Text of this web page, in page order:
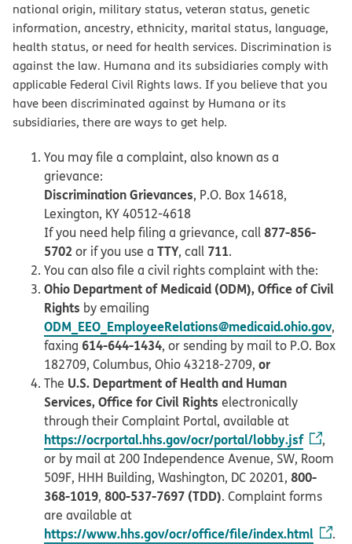
national origin, military status, veteran status, genetic
information, ancestry, ethnicity, marital status, language,
health status, or need for health services. Discrimination is
against the law. Humana and its subsidiaries comply with
applicable Federal Civil Rights laws. If you believe that you
have been discriminated against by Humana or its
subsidiaries, there are ways to get help.
You may file a complaint, also known as a
grievance:
Discrimination Grievances, P.O. Box 14618,
Lexington, KY 40512-4618
If you need help filing a grievance, call877-856-
5702 or if you use a TTY, call 711.
You can also file a civil rights complaint with the:
Ohio Department of Medicaid (ODM), Office of Civil
Rights by emailing
ODM_EEO_EmployeeRelations@medicaid.ohio.gov,
faxing 614-644-1434, or sending by mail to P.O. Box
182709, Columbus, Ohio 43218-2709, or
The U.S. Department of Health and Human
Services, Office for Civil Rights electronically
through their Complaint Portal, available at
https://ocrportal.hhs.gov/ocr/portal/lobby.jsf
,
or by mail at 200 Independence Avenue, SW, Room
509F, HHH Building, Washington, DC 20201, 800-
368-1019, 800-537-7697 (TDD). Complaint forms
are available at
https://www.hhs.gov/ocr/office/file/index.html .